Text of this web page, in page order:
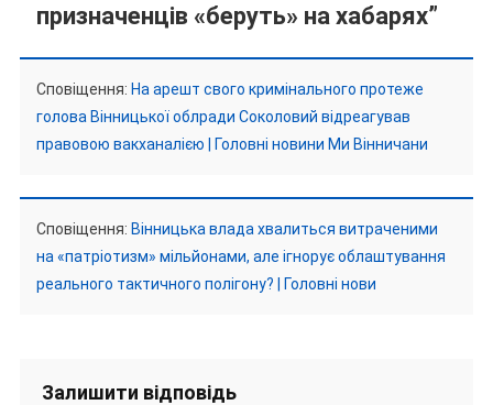
призначенців «беруть» на хабарях”
Сповіщення: На арешт свого кримінального протеже
голова Вінницької облради Соколовий відреагував
правовою вакханалією | Головні новини Ми Вінничани
Сповіщення: Вінницька влада хвалиться витраченими
на «патріотизм» мільйонами, але ігнорує облаштування
реального тактичного полігону? | Головні нови
Залишити відповідь